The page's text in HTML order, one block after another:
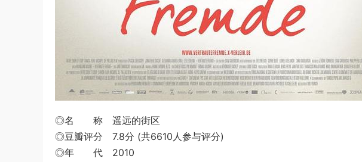
◎名 称 遥远的街区
◎豆瓣评分 7.8分 (共6610人参与评分)
◎年 代 2010